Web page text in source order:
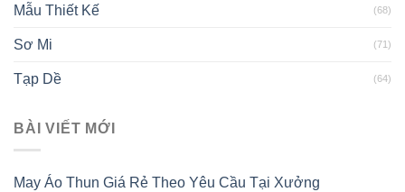
Mẫu Thiết Kế (68)
Sơ Mi (71)
Tạp Dề (64)
BÀI VIẾT MỚI
May Áo Thun Giá Rẻ Theo Yêu Cầu Tại Xưởng